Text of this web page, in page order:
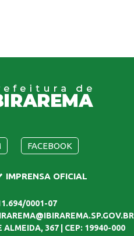
FACEBOOK
IMPRENSA OFICIAL
0001-07
ALMEIDA, 367 | CEP: 19940-000